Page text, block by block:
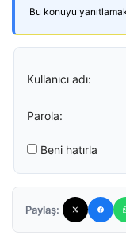
Bu konuyu
Kullanıcı adı:
Parola:
Beni hatırla
Paylaş: